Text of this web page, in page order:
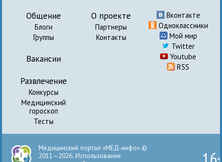
Общение
Блоги
Группы
Вакансии
Развлечение
Конкурсы
Медицинский
гороскоп
Тесты
О проекте
Партнеры
Контакты
Вконтакте
Одноклассники
Мой мир
Twitter
Youtube
RSS
Медицинский портал «МЕД-инфо» ©
2011—2026. Использование